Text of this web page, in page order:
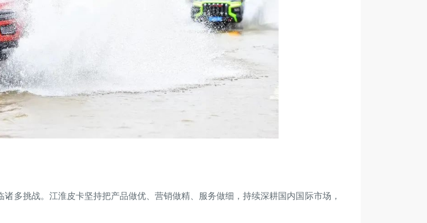
多挑战。江淮皮卡坚持把产品做优、营销做精、服务做细，持续深耕国内国际市场，